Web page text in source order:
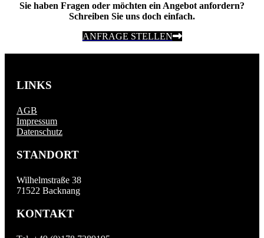
Sie haben Fragen oder möchten ein Angebot anfordern?
Schreiben Sie uns doch einfach.
ANFRAGE STELLEN
LINKS
AGB
Impressum
Datenschutz
STANDORT
Wilhelmstraße 38
71522 Backnang
KONTAKT